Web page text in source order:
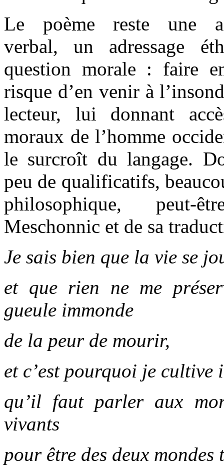
Le poème reste une
verbal, un adressage
question morale : faire
risque d’en venir à
lecteur, lui donnant
moraux de l’homme
le surcroît du langage.
peu de qualificatifs,
philosophique, peut-
Meschonnic et de sa
Je sais bien que la vie se
et que rien ne me
gueule immonde
de la peur de mourir,
et c’est pourquoi je cultive
qu’il faut parler aux
vivants
pour être des deux